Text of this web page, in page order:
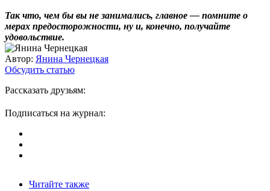
Так что, чем бы вы не занимались, главное — помните о
мерах предосторожности, ну и, конечно, получайте
удовольствие.
Автор: Янина Чернецкая
Обсудить статью
Рассказать друзьям:
Подписаться на журнал:
Читайте также